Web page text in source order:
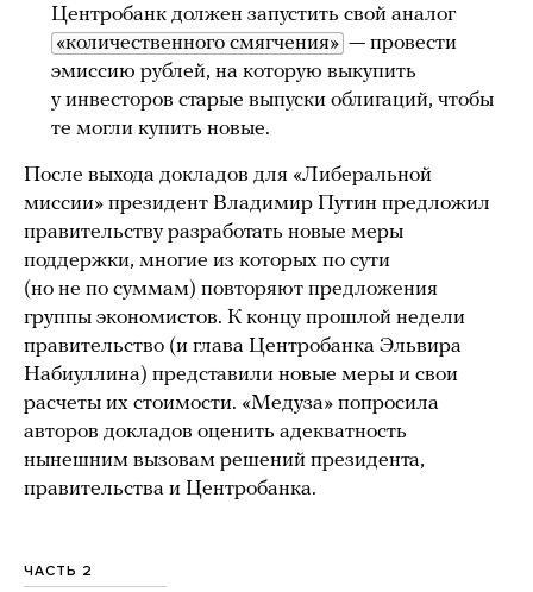
Центробанк должен запустить свой аналог
«количественного смягчения» — провести
эмиссию рублей, на которую выкупить
у инвесторов старые выпуски облигаций, чтобы
те могли купить новые.
После выхода докладов для «Либеральной
миссии» президент Владимир Путин предложил
правительству разработать новые меры
поддержки, многие из которых по сути
(но не по суммам) повторяют предложения
группы экономистов. К концу прошлой недели
правительство (и глава Центробанка Эльвира
Набиуллина) представили новые меры и свои
расчеты их стоимости. «Медуза» попросила
авторов докладов оценить адекватность
нынешним вызовам решений президента,
правительства и Центробанка.
ЧАСТЬ 2